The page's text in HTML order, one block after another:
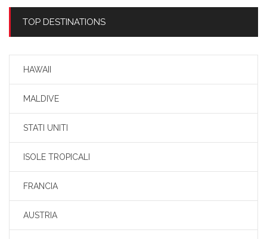
TOP DESTINATIONS
HAWAII
MALDIVE
STATI UNITI
ISOLE TROPICALI
FRANCIA
AUSTRIA